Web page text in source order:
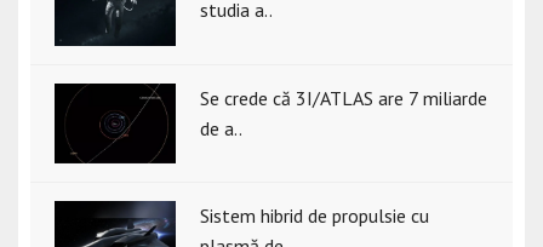
studia a..
Se crede că 3I/ATLAS are 7 miliarde
de a..
Sistem hibrid de propulsie cu